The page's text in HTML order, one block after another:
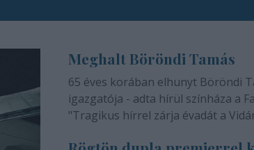
Meghalt Böröndi Tamás
65 éves korában elhunyt Böröndi
igazgatója - adta hírül színháza a
"Tragikus hírrel zárja évadát a